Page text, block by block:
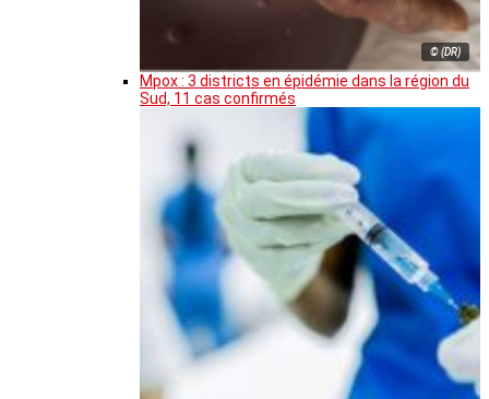
© (DR)
Mpox : 3 districts en épidémie dans la région du
Sud, 11 cas confirmés